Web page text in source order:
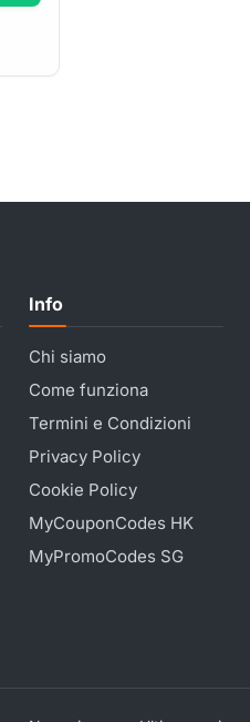
Info
Chi siamo
Come funziona
Termini e Condizioni
Privacy Policy
Cookie Policy
MyCouponCodes HK
MyPromoCodes SG